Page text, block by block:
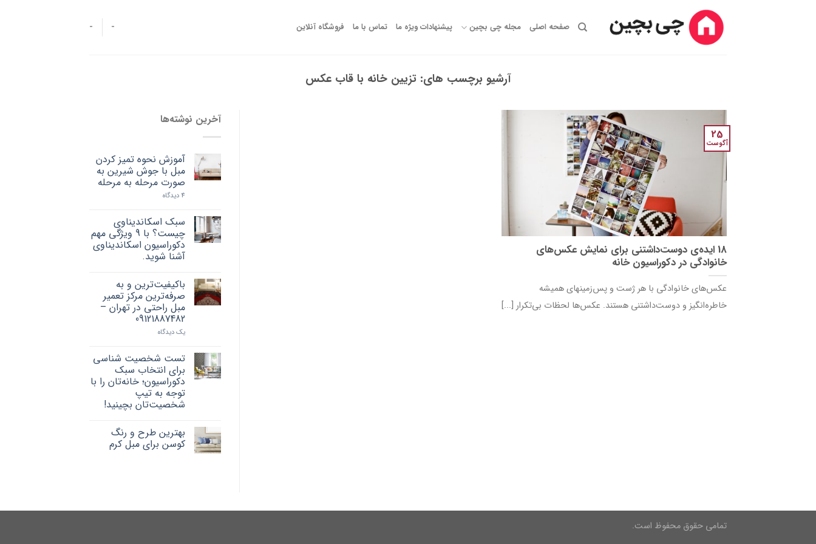
صفحه اصلی مجله چی بچین پیشنهادات ویژه ما تماس با ما فروشگاه آنلاین -
-
آرشیو برچسب های:تزیین خانه با قاب عکس
18 ایده‌ی دوست‌داشتنی برای نمایش عکس‌های
خانوادگی در دکوراسیون خانه
عکس‌های خانوادگی با هر ژست و پس‌زمینه‎ای همیشه
خاطره‌انگیز و دوست‌داشتنی هستند. عکس‌ها لحظات بی‌تکرار [...]
25
آگوست
آخرین نوشته‌ها
آموزش نحوه تمیز کردن
مبل با جوش شیرین به
صورت مرحله به مرحله
4 دیدگاه
سبک اسکاندیناوی
چیست؟ با 9 ویژگی مهم
دکوراسیون اسکاندیناوی
آشنا شوید.
باکیفیت‌ترین و به
صرفه‌ترین مرکز تعمیر
مبل راحتی در تهران –
09121887482
یک دیدگاه
تست شخصیت شناسی
برای انتخاب سبک
دکوراسیون؛ خانه‌تان را با
توجه به تیپ
شخصیت‌تان بچینید!
بهترین طرح و رنگ
کوسن برای مبل کرم
تمامی حقوق محفوظ است.